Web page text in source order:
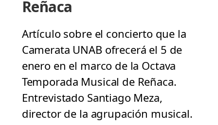
Reñaca
Artículo sobre el concierto que la
Camerata UNAB ofrecerá el 5 de
enero en el marco de la Octava
Temporada Musical de Reñaca.
Entrevistado Santiago Meza,
director de la agrupación musical.